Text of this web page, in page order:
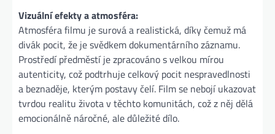
Vizuální efekty a atmosféra:
Atmosféra filmu je surová a realistická, díky čemuž má
divák pocit, že je svědkem dokumentárního záznamu.
Prostředí předměstí je zpracováno s velkou mírou
autenticity, což podtrhuje celkový pocit nespravedlnosti
a beznaděje, kterým postavy čelí. Film se nebojí ukazovat
tvrdou realitu života v těchto komunitách, což z něj dělá
emocionálně náročné, ale důležité dílo.